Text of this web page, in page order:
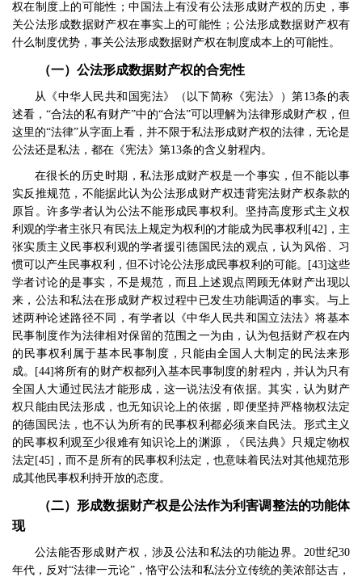
权在制度上的可能性；中国法上有没有公法形成财产权的历史，事
关公法形成数据财产权在事实上的可能性；公法形成数据财产权有
什么制度优势，事关公法形成数据财产权在制度成本上的可能性。
（一）公法形成数据财产权的合宪性
从《中华人民共和国宪法》（以下简称《宪法》）第13条的表
述看，“合法的私有财产”中的“合法”可以理解为法律形成财产权，但
这里的“法律”从字面上看，并不限于私法形成财产权的法律，无论是
公法还是私法，都在《宪法》第13条的含义射程内。
在很长的历史时期，私法形成财产权是一个事实，但不能以事
实反推规范，不能据此认为公法形成财产权违背宪法财产权条款的
原旨。许多学者认为公法不能形成民事权利。坚持高度形式主义权
利观的学者主张只有民法上规定为权利的才能成为民事权利 [42] ，主
张实质主义民事权利观的学者援引德国民法的观点，认为风俗、习
惯可以产生民事权利，但不讨论公法形成民事权利的可能。
[43]这些
学者讨论的是事实，不是规范，而且上述观点罔顾无体财产出现以
来，公法和私法在形成财产权过程中已发生功能调适的事实。与上
述两种论述路径不同，有学者以《中华人民共和国立法法》将基本
民事制度作为法律相对保留的范围之一为由，认为包括财产权在内
的民事权利属于基本民事制度，只能由全国人大制定的民法来形
成。
[44]将所有的财产权都列入基本民事制度的射程内，并认为只有
全国人大通过民法才能形成，这一说法没有依据。其实，认为财产
权只能由民法形成，也无知识论上的依据，即便坚持严格物权法定
的德国民法，也不认为所有的民事权利都必须来自民法。形式主义
的民事权利观至少很难有知识论上的渊源，《民法典》只规定物权
法定 [45] ，而不是所有的民事权利法定，也意味着民法对其他规范形
成其他民事权利持开放的态度。
（二）形成数据财产权是公法作为利害调整法的功能体
现
公法能否形成财产权，涉及公法和私法的功能边界。 20世纪30
年代，反对“法律一元论” ，恪守公法和私法分立传统的美浓部达吉，